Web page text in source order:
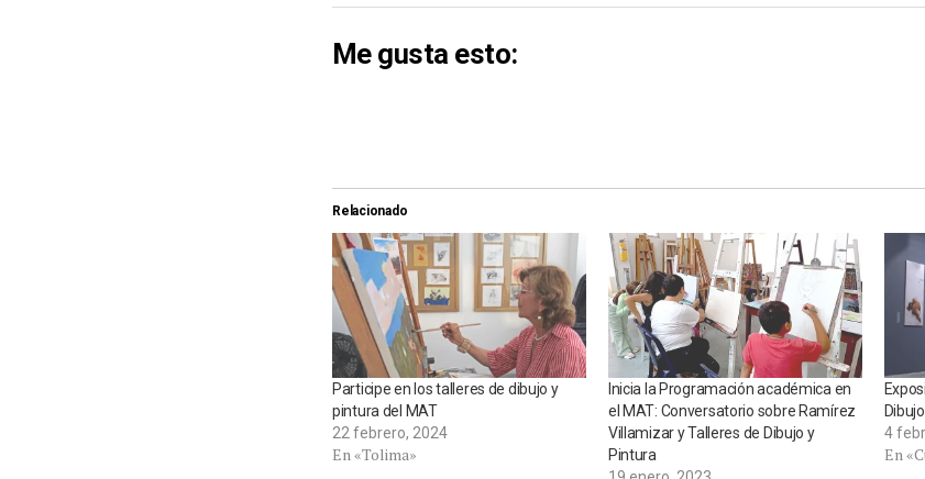
Me gusta esto:
Relacionado
Participe en los talleres de dibujo y
pintura del MAT
22 febrero, 2024
En «Tolima»
Inicia la Programación académica en
el MAT: Conversatorio sobre Ramírez
Villamizar y Talleres de Dibujo y
Pintura
4
En